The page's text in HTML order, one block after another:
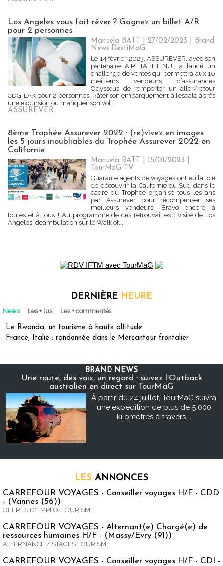
Los Angeles vous fait rêver ? Gagnez un billet A/R
pour 2 personnes
Manuela BATT | 27/02/2023
Brand
News DestiMaG
Le 14 février 2023, ASSUREVER, avec son
partenaire AIR TAHITI NUI, a lancé un
challenge de ventes qui permettra aux 10
meilleurs vendeurs d’assurances
Odysseus de remporter un aller/retour
CDG-LAX pour 2 personnes. Râter son embarquement à l’escale après
une excursion ou manquer son vol...
ASSUREVER
8ème Trophée Assurever 2022 : (re)vivez en images
les 5 jours inoubliables du Trophée Assurever 2022 en
Californie
Manuela BATT | 15/01/2023
TourMaG TV
Quarante agents de voyages ont eu la joie
de découvrir la Californie du Sud dans le
cadre du Trophée organisé tous les ans
par Assurever pour récompenser ses
meilleurs vendeurs. Bravo encore à
toutes et à tous ! Au programme de ces retrouvailles : visite de Los
Angeles, déambulation sur le Walk of...
DERNIÈRE HEURE
News Les + lus Les + commentés
Le Rwanda, un tourisme à haute altitude
France, Italie : randonnée dans le Mercantour frontalier
BRAND NEWS
Une route, des voix, un regard : suivez l’Outback
australien en direct sur TourMaG
À partir du 24 juillet, TourMaG suivra
une expédition de plus de 5 000
kilomètres à travers...
LES ANNONCES
CARREFOUR VOYAGES - Conseiller voyages H/F - CDD
- (Vannes (56))
OFFRES D'EMPLOI TOURISME
CARREFOUR VOYAGES - Alternant(e) Chargé(e) de
ressources humaines H/F - (Massy/Evry (91))
ALTERNANCE / STAGES TOURISME
CARREFOUR VOYAGES - Conseiller voyages H/F - CDI -